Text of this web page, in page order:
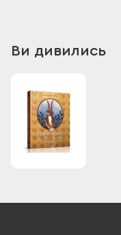
Ви дивились